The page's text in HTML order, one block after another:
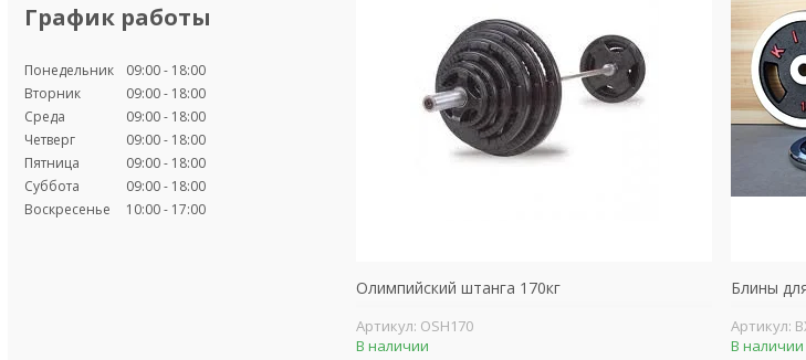
График работы
Понедельник 09:00
18:00
Вторник
09:00
18:00
Среда
09:00
18:00
Четверг
09:00
18:00
Пятница
09:00
18:00
Суббота
09:00
18:00
Воскресенье
10:00 17:00
Олимпийский штанга 170кг
OSH170
В наличии
Блины
В наличии